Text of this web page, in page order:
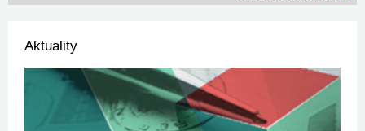
Aktuality